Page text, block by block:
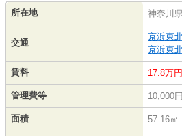
所在地 神奈川
交通
京浜東
京浜東
賃料 17.8万円
管理費等 10,000円
面積 57.16㎡